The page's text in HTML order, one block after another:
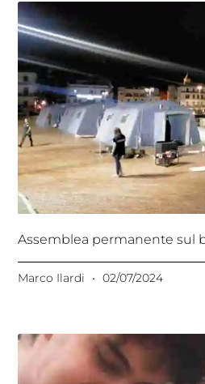
Assemblea permanente sul
Marco Ilardi 02/07/2024